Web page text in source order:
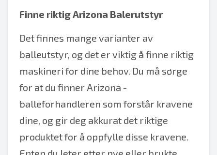
Finne riktig Arizona Balerutstyr
Det finnes mange varianter av
balleutstyr, og det er viktig å finne riktig
maskineri for dine behov. Du må sørge
for at du finner Arizona -
balleforhandleren som forstår kravene
dine, og gir deg akkurat det riktige
produktet for å oppfylle disse kravene.